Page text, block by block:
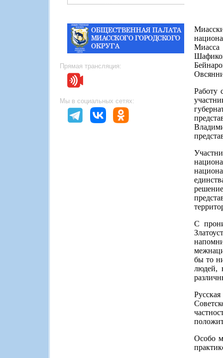
Прямая трансляция:
Мы в социальных сетях:
Работу
С
бы то
людей,
Особо